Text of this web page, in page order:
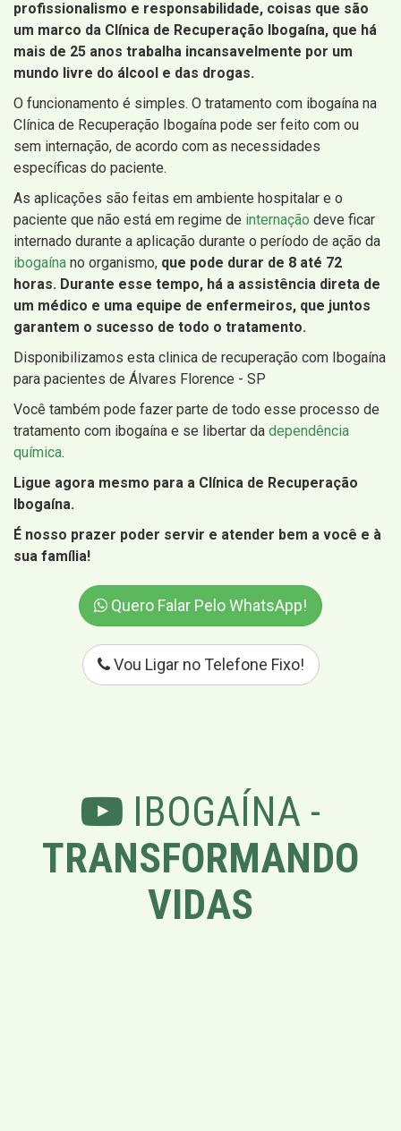
profissionalismo e responsabilidade, coisas que são
um marco da Clínica de Recuperação Ibogaína, que há
mais de 25 anos trabalha incansavelmente por um
mundo livre do álcool e das drogas.
O funcionamento é simples. O tratamento com ibogaína na
Clínica de Recuperação Ibogaína pode ser feito com ou
sem internação, de acordo com as necessidades
específicas do paciente.
As aplicações são feitas em ambiente hospitalar e o
paciente que não está em regime de internação deve ficar
internado durante a aplicação durante o período de ação da
ibogaína no organismo, que pode durar de 8 até 72
horas. Durante esse tempo, há a assistência direta de
um médico e uma equipe de enfermeiros, que juntos
garantem o sucesso de todo o tratamento.
Disponibilizamos esta clinica de recuperação com Ibogaína
para pacientes de Álvares Florence - SP
Você também pode fazer parte de todo esse processo de
tratamento com ibogaína e se libertar da dependência
química.
Ligue agora mesmo para a Clínica de Recuperação
Ibogaína.
É nosso prazer poder servir e atender bem a você e à
sua família!
Quero Falar Pelo WhatsApp!
Vou Ligar no Telefone Fixo!
IBOGAÍNA -
TRANSFORMANDO
VIDAS